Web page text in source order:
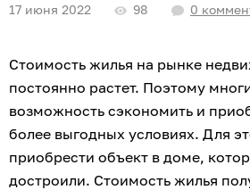
17 июня 2022 98 0
Стоимость жилья на рынке
постоянно растет. Поэтому
возможность сэкономить и
более выгодных условиях. Для
приобрести объект в доме,
достроили. Стоимость жилья